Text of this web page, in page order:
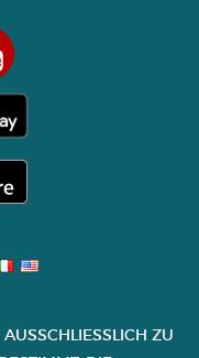
ZU I